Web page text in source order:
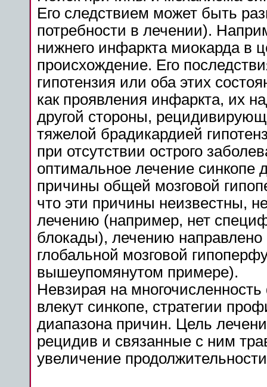
Его следствием может быть
потребности в лечении).
нижнего инфаркта миокарда в
происхождение. Его
гипотензия или оба этих
как проявления инфаркта, их
другой стороны,
тяжелой брадикардией
при отсутствии острого
оптимальное лечение синкопе
причины общей мозговой
что эти причины неизвестны,
лечению (например, нет
блокады), лечению
глобальной мозговой
вышеупомянутом примере).
Невзирая на
влекут синкопе, стратегии
диапазона причин. Цель
рецидив и связанные с ним
увеличение